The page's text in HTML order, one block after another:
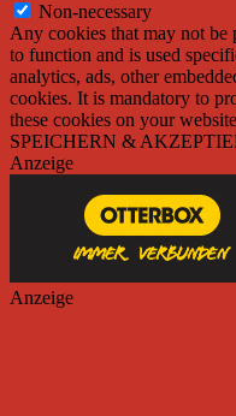
Non-necessary
Any cookies that may not be
to function and is used
analytics, ads, other
cookies. It is mandatory to
these cookies on your
SPEICHERN &
Anzeige
Anzeige